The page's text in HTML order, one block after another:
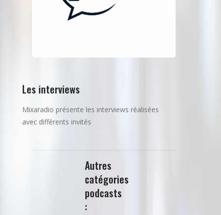
Les interviews
Mixaradio présente les interviews réalisées
avec différents invités
Autres
catégories
podcasts
: